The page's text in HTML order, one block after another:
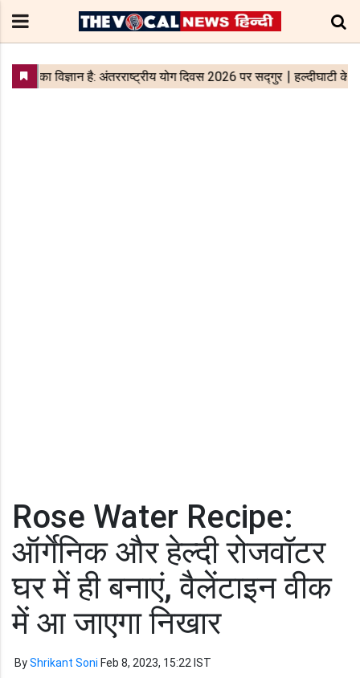
Rose Water Recipe:
ऑर्गेनिक और हेल्दी रोजवॉटर
घर में ही बनाएं, वैलेंटाइन वीक
में आ जाएगा निखार
ByShrikant Soni Feb 8, 2023, 15:22 IST